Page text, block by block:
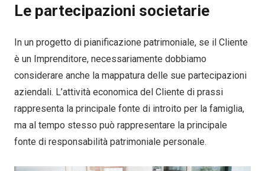
Le partecipazioni societarie
In un progetto di pianificazione patrimoniale, se il Cliente
è un Imprenditore, necessariamente dobbiamo
considerare anche la mappatura delle sue partecipazioni
aziendali. L’attività economica del Cliente di prassi
rappresenta la principale fonte di introito per la famiglia,
ma al tempo stesso può rappresentare la principale
fonte di responsabilità patrimoniale personale.